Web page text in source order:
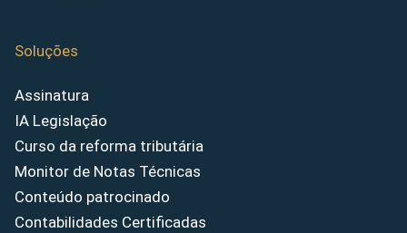
Soluções
Assinatura
IA Legislação
Curso da reforma tributária
Monitor de Notas Técnicas
Conteúdo patrocinado
Contabilidades Certificadas